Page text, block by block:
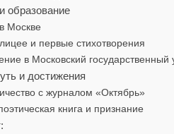
образование
Москве
и первые стихотворения
в Московский государственный
и достижения
с журналом «Октябрь»
книга и признание